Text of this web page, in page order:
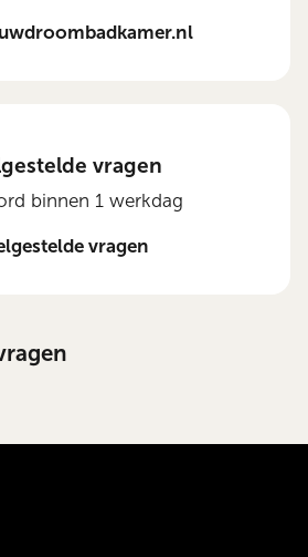
vragen
binnen 1 werkdag
vragen